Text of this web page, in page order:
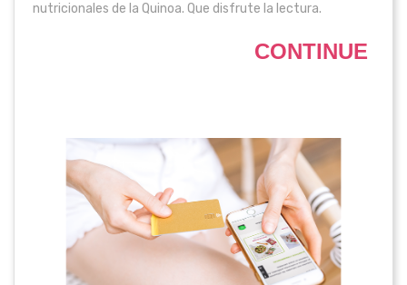
nutricionales de la Quinoa. Que disfrute la lectura.
CONTINUE